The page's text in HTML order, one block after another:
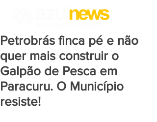
Petrobrás finca pé e não
quer mais construir o
Galpão de Pesca em
Paracuru. O Município
resiste!